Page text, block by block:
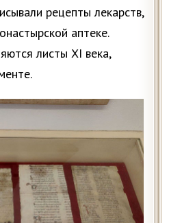
рецепты лекарств,
аптеке.
листы XI века,